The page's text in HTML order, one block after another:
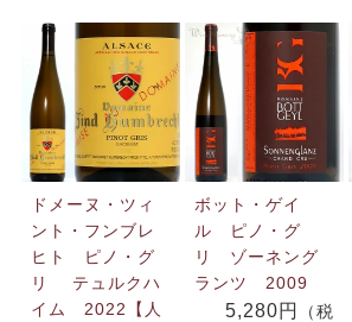
ドメーヌ・ツィ
ント・フンブレ
ヒト ピノ・グ
リ テュルクハ
イム 2022【人
ボット・ゲイ
ル ピノ・グ
リ ゾーネング
ランツ 2009
5,280円
（税